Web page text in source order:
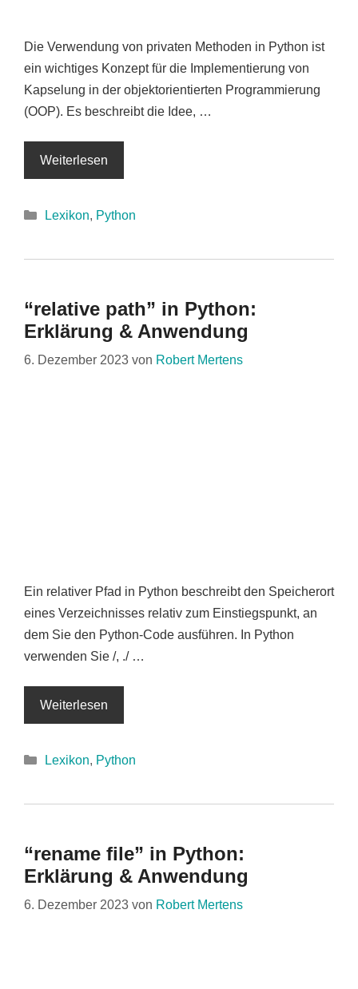
Die Verwendung von privaten Methoden in Python ist
ein wichtiges Konzept für die Implementierung von
Kapselung in der objektorientierten Programmierung
(OOP). Es beschreibt die Idee, …
Weiterlesen
Kategorien
Lexikon, Python
“relative path” in Python:
Erklärung & Anwendung
6. Dezember 2023 von Robert Mertens
Ein relativer Pfad in Python beschreibt den Speicherort
eines Verzeichnisses relativ zum Einstiegspunkt, an
dem Sie den Python-Code ausführen. In Python
verwenden Sie /, ./ …
Weiterlesen
Kategorien
Lexikon, Python
“rename file” in Python:
Erklärung & Anwendung
6. Dezember 2023 von Robert Mertens